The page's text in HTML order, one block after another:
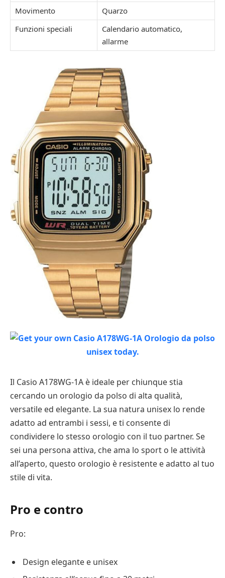
Movimento
Quarzo
Funzioni speciali
Calendario automatico,
allarme
Il Casio A178WG-1A è ideale per chiunque stia
cercando un orologio da polso di alta qualità,
versatile ed elegante. La sua natura unisex lo rende
adatto ad entrambi i sessi, e ti consente di
condividere lo stesso orologio con il tuo partner. Se
sei una persona attiva, che ama lo sport o le attività
all’aperto, questo orologio è resistente e adatto al tuo
stile di vita.
Pro e contro
Pro:
Design elegante e unisex